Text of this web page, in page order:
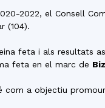
2022, el Consell
(104).
feta i als resultats
feta en el marc de
com a objectiu